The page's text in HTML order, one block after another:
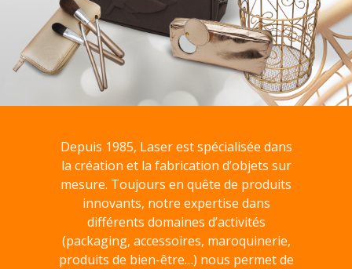
Depuis 1985, Laser est spécialisée dans
la création et la fabrication d’objets sur
mesure. Toujours en quête de produits
innovants, notre expertise dans
différents domaines d’activités
(packaging, accessoires, maroquinerie,
produits de bien-être…) nous permet de